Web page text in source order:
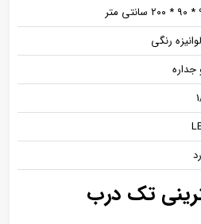
رنگی
جداره
تک درب